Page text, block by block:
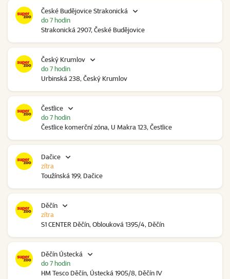
České Budějovice Strakonická
Strakonická 2907, České Budějovice
do 7 hodin
Český Krumlov
Urbinská 238, Český Krumlov
do 7 hodin
Čestlice
Čestlice komerční zóna, U Makra 123, Čestlice
do 7 hodin
Dačice
Toužínská 199, Dačice
zítra
Děčín
S1 CENTER Děčín, Oblouková 1395/4, Děčín
zítra
Děčín Ústecká
HM Tesco Děčín, Ústecká 1905/8, Děčín IV
do 7 hodin